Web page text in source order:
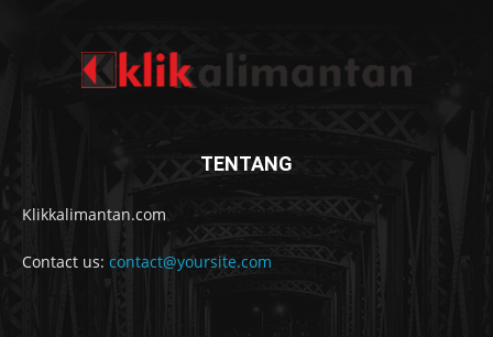
TENTANG
Klikkalimantan.com
Contact us: contact@yoursite.com